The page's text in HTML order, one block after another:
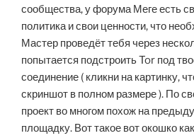
сообщества, у форума Меге есть
политика и свои ценности, что
Мастер проведёт тебя через
попытается подстроить Tor под
соединение ( кликни на картинку,
скриншот в полном размере ). По
проект во многом похож на
площадку. Вот такое вот окошко